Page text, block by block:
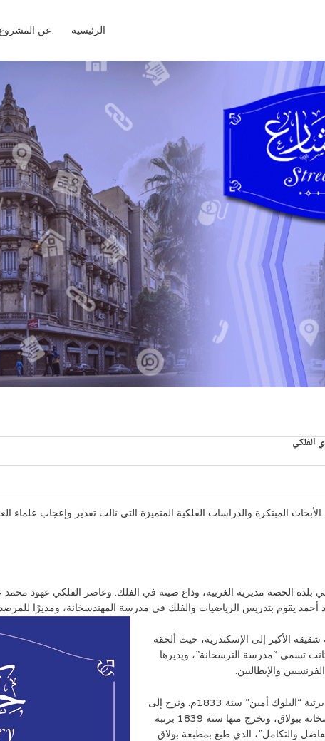
الرئيسية عن
الفلكي
المبتكرة والدراسات الفلكية المتميزة التي نالت تقدير وإعجاب علماء
الحصة مديرية الغربية، وذاع صيته في الفلك. وعاصر الفلكي عهود
الأكبر إلى الإسكندرية، حيث ألحقه
تسمى “مدرسة الترسخانة”، ويديرها
والإيطاليين.
وكانت الترسخانة في مستوى المعاهد المتوسطة، وتخرج فيها برتبة “البلوك أمين” سنة 1833م. ونزح إلى
القاهرة في سنة 1834م إلى القاهرة ليلتحق بمدرسة المهندسخانة ببولاق، وتخرج منها سنة 1839 برتبة
والتكامل”، الذي طبع بمطبعة بولاق